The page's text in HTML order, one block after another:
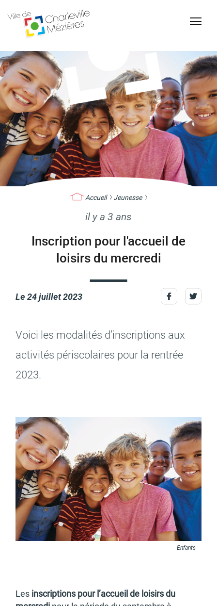
Billetterie Théâtre Espace Famille
Carte d'identité /
Naissance et
reconnaissance d'un
Actes d'état civil Citoyenneté
Budget participatif
Archives municipales en
lignes
ACCEO - Accessibilité
Accueil Jeunesse
il y a 3 ans
Inscription pour l'accueil de
loisirs du mercredi
Le 24 juillet 2023
Voici les moda­li­tés d’ins­crip­tions aux
acti­vi­tés péri­sco­laires pour la rentrée
2023.
Enfants
Les inscrip­tions pour l’ac­cueil de loisirs du